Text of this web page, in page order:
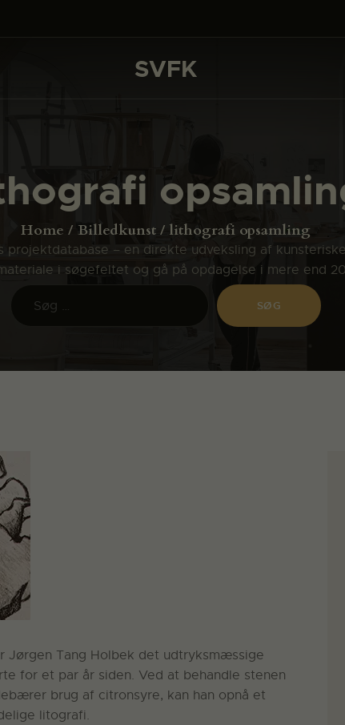
SVFK
Home Billedkunst lithografi opsamling
projektdatabase – en direkte udveksling af
i søgefeltet og gå på opdagelse i mere end
SVFK
PROJEKTER
CHANNEL
SVFK
ENGLISH
Jørgen Tang Holbek det udtryksmæssige
for et par år siden. Ved at behandle stenen
brug af citronsyre, kan han opnå et
litografi.